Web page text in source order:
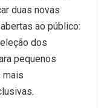
duas novas
ao público:
dos
pequenos
mais